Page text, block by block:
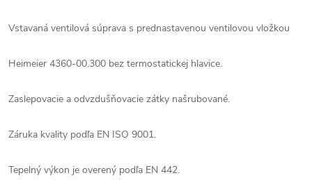
Vstavaná ventilová súprava s prednastavenou ventilovou vložkou
Heimeier 4360-00.300 bez termostatickej hlavice.
Zaslepovacie a odvzdušňovacie zátky našrubované.
Záruka kvality podľa EN ISO 9001.
Tepelný výkon je overený podľa EN 442.